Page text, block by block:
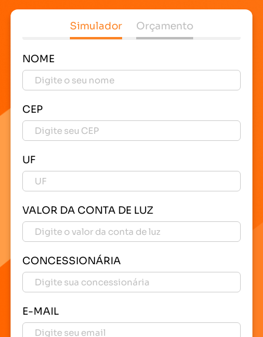
Simulador Orçamento
NOME
CEP
UF
VALOR DA CONTA DE LUZ
CONCESSIONÁRIA
E-MAIL